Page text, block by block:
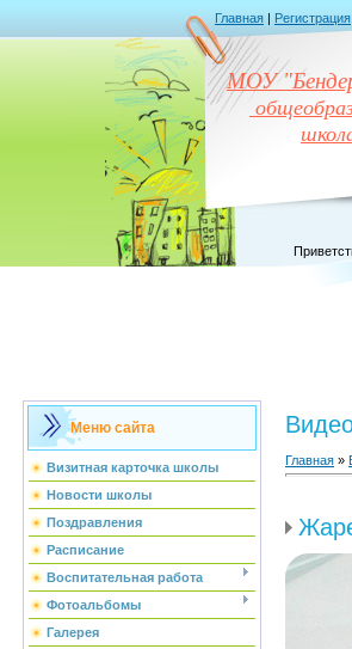
Главная | Регистрация
МОУ
Меню сайта
Визитная карточка школы
Новости школы
Поздравления
Расписание
Воспитательная работа
Фотоальбомы
Галерея
Главная »